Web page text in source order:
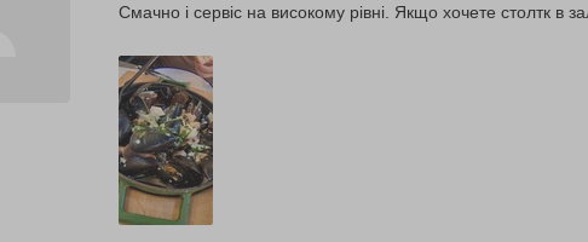
Смачно і сервіс на високому рівні. Якщо хочете столтк в